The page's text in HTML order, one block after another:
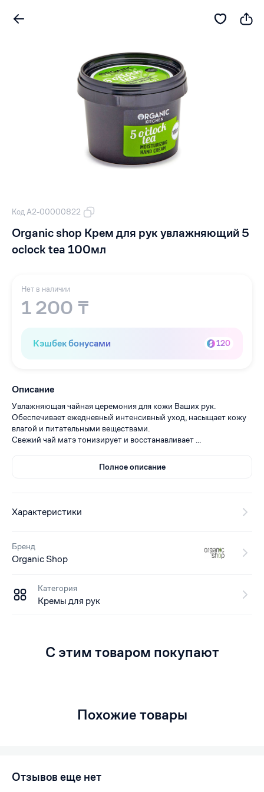
Код А2-00000822
Organic shop Крем для рук увлажняющий 5
oclock tea 100мл
Нет в наличии
1 200 ₸
Кэшбек бонусами 120
Описание
Увлажняющая чайная церемония для кожи Ваших рук.
Обеспечивает ежедневный интенсивный уход, насыщает кожу
влагой и питательными веществами.
Свежий чай матэ тонизирует и восстанавливает ...
Полное описание
Характеристики
Бренд
Organic Shop
Категория
Кремы для рук
С этим товаром покупают
Похожие товары
Отзывов еще нет